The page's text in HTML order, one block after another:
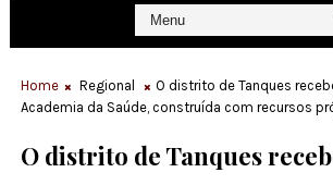
Home Regional
O distrito de Tanques
Academia da Saúde, construída com recursos
O distrito de Tanques